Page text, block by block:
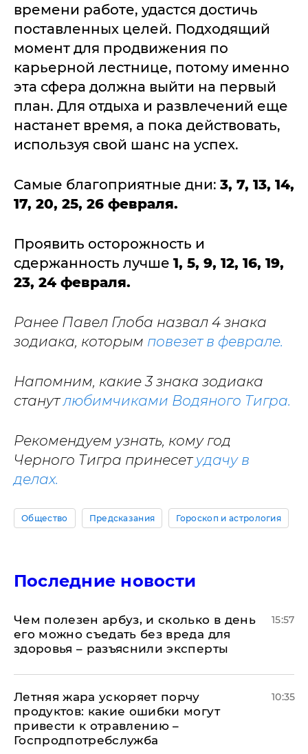
времени работе, удастся достичь
поставленных целей. Подходящий
момент для продвижения по
карьерной лестнице, потому именно
эта сфера должна выйти на первый
план. Для отдыха и развлечений еще
настанет время, а пока действовать,
используя свой шанс на успех.
Самые благоприятные дни: 3, 7, 13, 14,
17, 20, 25, 26 февраля.
Проявить осторожность и
сдержанность лучше 1, 5, 9, 12, 16, 19,
23, 24 февраля.
Ранее Павел Глоба назвал 4 знака
зодиака, которым повезет в феврале.
Напомним, какие 3 знака зодиака
станутлюбимчиками Водяного Тигра.
Рекомендуем узнать, кому год
Черного Тигра принесет удачу в
делах.
Общество Предсказания Гороскоп и астрология
Последние новости
Чем полезен арбуз, и сколько в день
его можно съедать без вреда для
здоровья – разъяснили эксперты
15:57
Летняя жара ускоряет порчу
продуктов: какие ошибки могут
привести к отравлению –
Госпродпотребслужба
10:35